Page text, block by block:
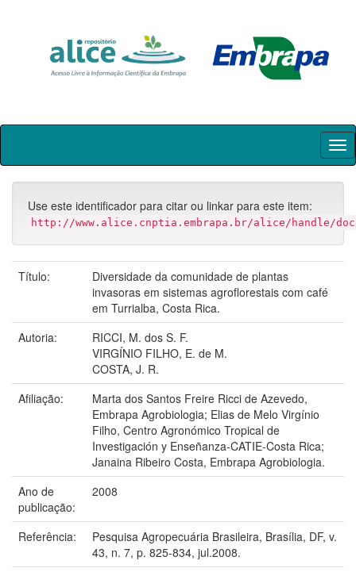
Skip
Use este identificador para citar ou linkar para este item:
http://www.alice.cnptia.embrapa.br/alice/handle/
Título:
Diversidade da comunidade de plantas
invasoras em sistemas agroflorestais com café
em Turrialba, Costa Rica.
Autoria:
RICCI, M. dos S. F.
VIRGÍNIO FILHO, E. de M.
COSTA, J. R.
Afiliação:
Marta dos Santos Freire Ricci de Azevedo,
Embrapa Agrobiologia; Elias de Melo Virgínio
Filho, Centro Agronómico Tropical de
Investigación y Enseñanza-CATIE-Costa Rica;
Janaina Ribeiro Costa, Embrapa Agrobiologia.
Ano de
publicação:
2008
Referência:
Pesquisa Agropecuária Brasileira, Brasília, DF, v.
43, n. 7, p. 825-834, jul.2008.